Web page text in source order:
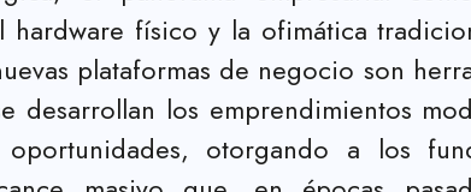
físico y la ofimática
plataformas de negocio son
los emprendimientos
otorgando a los